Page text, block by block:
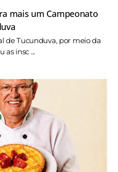
mais um Campeonato
de Tucunduva, por meio da
as insc ...